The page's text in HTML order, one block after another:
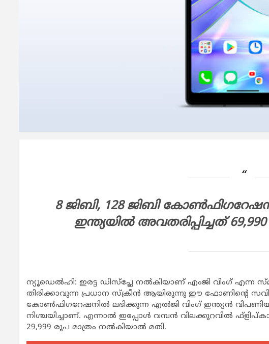
8 ജിബി, 128 ജിബി
ഇന്ത്യയില്‍ അവതരിപ്പിച്ചത്
ന്യൂഡെല്‍ഹി: ഇരട്ട ഡിസ്‌പ്ലേ നല്‍കിയാണ് എംജി വിംഗ് എന്ന
തിരിക്കാവുന്ന പ്രധാന സ്‌ക്രീന്‍ ആയിരുന്നു ഈ ഫോണിന്റെ
കോണ്‍ഫിഗറേഷനില്‍ ലഭിക്കുന്ന എല്‍ജി വിംഗ് ഇന്ത്യന്‍
നിശ്ചയിച്ചാണ്. എന്നാല്‍ ഇപ്പോള്‍ വമ്പന്‍ വിലക്കുറവില്‍
29,999 രൂപ മാത്രം നല്‍കിയാല്‍ മതി.